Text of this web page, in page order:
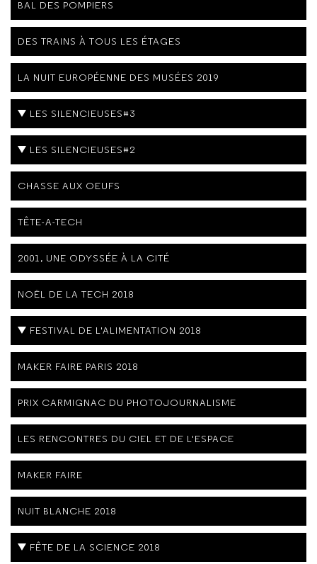
BAL DES POMPIERS
DES TRAINS À TOUS LES ÉTAGES
LA NUIT EUROPÉENNE DES MUSÉES 2019
LES SILENCIEUSES#3
LES SILENCIEUSES#2
CHASSE AUX OEUFS
TÊTE-A-TECH
2001, UNE ODYSSÉE À LA CITÉ
NOËL DE LA TECH 2018
FESTIVAL DE L'ALIMENTATION 2018
MAKER FAIRE PARIS 2018
PRIX CARMIGNAC DU PHOTOJOURNALISME
LES RENCONTRES DU CIEL ET DE L'ESPACE
MAKER FAIRE
NUIT BLANCHE 2018
FÊTE DE LA SCIENCE 2018